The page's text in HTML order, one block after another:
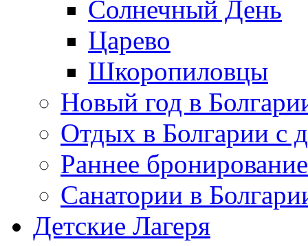
Солнечный День
Царево
Шкоропиловцы
Новый год в
Отдых в Болгарии с
Раннее
Санатории в
Детские Лагеря